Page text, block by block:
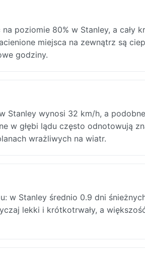
poziomie 80% w Stanley, a cały
miejsca na zewnątrz są
godziny.
Stanley wynosi 32 km/h, a
w głębi lądu często odnotowują
wrażliwych na wiatr.
w Stanley średnio 0.9 dni
lekki i krótkotrwały, a